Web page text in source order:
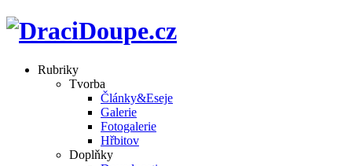
Rubriky
Tvorba
Články&Eseje
Galerie
Fotogalerie
Hřbitov
Doplňky